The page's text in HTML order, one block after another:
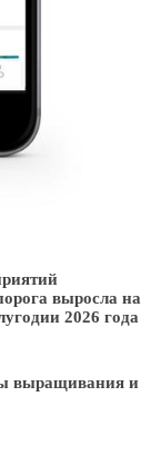
выросла на
2026 года
выращивания и